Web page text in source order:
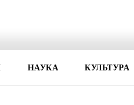
НАУКА КУЛЬТУРА